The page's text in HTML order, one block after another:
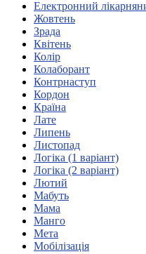
Географія
Реєстр
товариства глухих
Підготовка
"Сервіс УТОГ"
Безбар'єрність для
Волинська
Електронний
Жовтень
Зрада
Квітень
Колір
Колаборант
Контрнаступ
Кордон
Країна
Лате
Липень
Листопад
Логіка (1 варіант)
Логіка (2 варіант)
Лютий
Мабуть
Мама
Манго
Мета
Мобілізація